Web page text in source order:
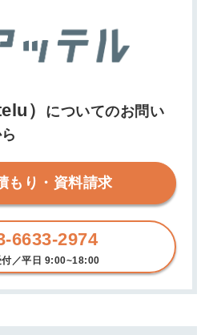
）
についてのお問い
もり・資料請求
6633-2974
付／平日 9:00~18:00